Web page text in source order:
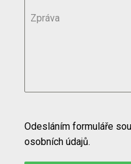
Zpráva
Odesláním formuláře
osobních údajů.